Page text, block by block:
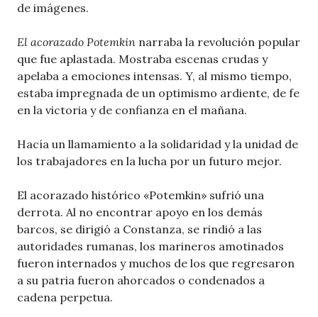
de imágenes.
El acorazado Potemkin narraba la revolución popular
que fue aplastada. Mostraba escenas crudas y
apelaba a emociones intensas. Y, al mismo tiempo,
estaba impregnada de un optimismo ardiente, de fe
en la victoria y de confianza en el mañana.
Hacía un llamamiento a la solidaridad y la unidad de
los trabajadores en la lucha por un futuro mejor.
El acorazado histórico «Potemkin» sufrió una
derrota. Al no encontrar apoyo en los demás
barcos, se dirigió a Constanza, se rindió a las
autoridades rumanas, los marineros amotinados
fueron internados y muchos de los que regresaron
a su patria fueron ahorcados o condenados a
cadena perpetua.